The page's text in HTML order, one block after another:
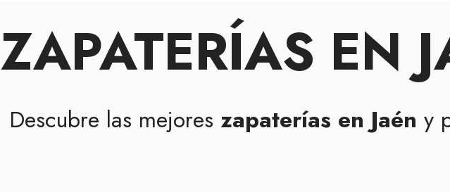
ZAPATERÍAS EN
Descubre las mejores zapaterías en Jaén y